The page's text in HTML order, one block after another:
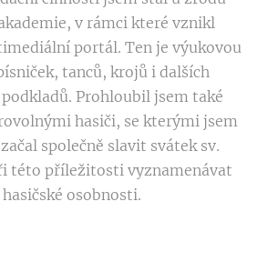
v rámci které vznikl
portál. Ten je výukovou
tanců, krojů i dalších
Prohloubil jsem také
hasiči, se kterými jsem
společně slavit svátek sv.
této příležitosti vyznamenávat
hasičské osobnosti.